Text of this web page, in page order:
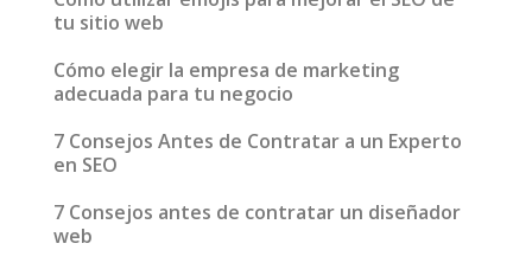
tu sitio web
Cómo elegir la empresa de marketing
adecuada para tu negocio
7 Consejos Antes de Contratar a un Experto
en SEO
7 Consejos antes de contratar un diseñador
web